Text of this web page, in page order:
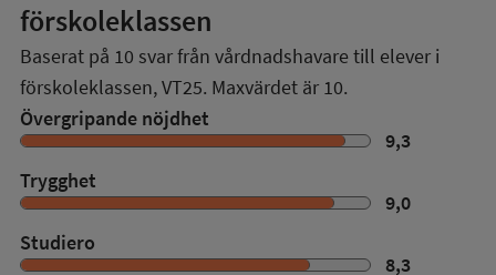
förskoleklassen
Baserat på 10 svar från vårdnadshavare till elever i
förskoleklassen,VT25. Maxvärdet är 10.
Övergripande nöjdhet
9,3
Trygghet
9,0
Studiero
8,3